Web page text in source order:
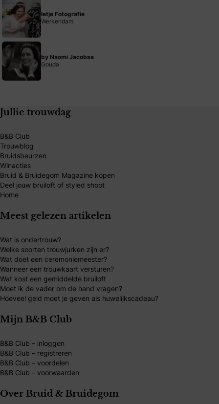
Ietje Fotografie
Werkendam
by Naomi Jacobse
Gouda
Jullie trouwdag
B&B Club
Trouwblog
Bruidsbeurzen
Winacties
Bruid & Bruidegom Magazine kopen
Deel jouw bruiloft of styled shoot
Home
Meest gelezen artikelen
Wat is ondertrouw?
Welke soorten trouwjurken zijn er?
Wat doet een ceremoniemeester?
Wanneer een trouwkaart versturen?
Wat kost een gemiddelde bruiloft
Moet ik de vader om de hand vragen?
Hoeveel geld moet je geven als huwelijkscadeau?
Mijn B&B Club
B&B Club – inloggen
B&B Club – registreren
B&B Club – voordelen
B&B Club – voorwaarden
Over Bruid & Bruidegom